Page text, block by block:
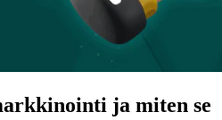
ja miten se